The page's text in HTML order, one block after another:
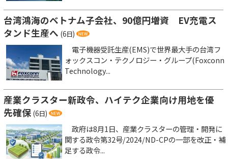
台湾鴻海のベトナム子会社、90億円増資 EV充電ス
タンド生産へ (6日)
電子機器受託生産(EMS)で世界最大手の台湾フ
ォックスコン・テクノロジー・グループ(Foxconn
Technology...
産業クラスター新政令、ハイテク企業向け用地を優
先確保 (6日)
政府は8月1日、産業クラスターの管理・開発に
関する政令第32号/2024/ND-CPの一部を改正・補
足する政令...